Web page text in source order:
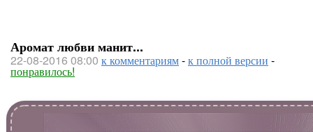
Аромат любви манит...
22-08-2016 08:00 к комментариям-к полной версии -
понравилось!